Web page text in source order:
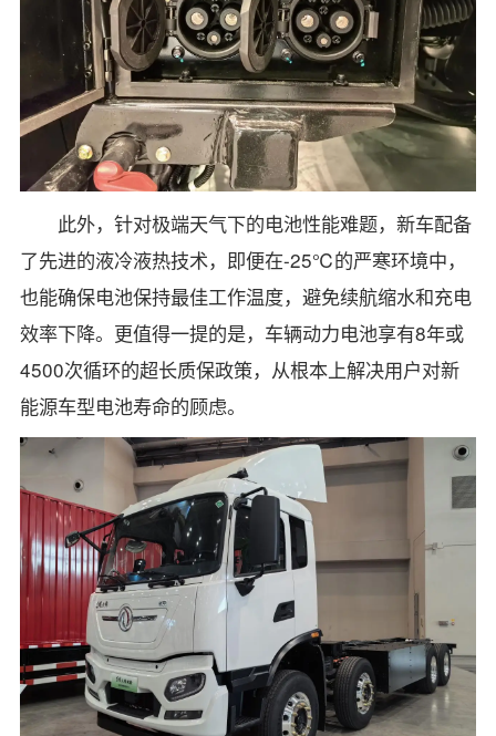
此外，针对极端天气下的电池性能难题，新车配备
了先进的液冷液热技术，即便在-25℃的严寒环境中，
也能确保电池保持最佳工作温度，避免续航缩水和充电
效率下降。更值得一提的是，车辆动力电池享有8年或
4500次循环的超长质保政策，从根本上解决用户对新
能源车型电池寿命的顾虑。